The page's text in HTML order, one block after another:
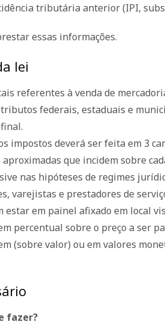
tributária anterior (IPI,
essas informações.
lei
referentes à venda de
federais, estaduais e
impostos deverá ser feita em 3
que incidem sobre
nas hipóteses de regimes
varejistas e prestadores de
estar em painel afixado em local
percentual sobre o preço a ser
(sobre valor) ou em valores
fazer?